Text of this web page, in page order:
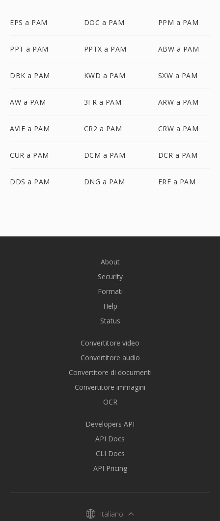
EPS a PAM DOC a PAM PPM a PAM
PPT a PAM PPTX a PAM ABW a PAM
DBK a PAM KWD a PAM SXW a PAM
AW a PAM 3FR a PAM ARW a PAM
AVIF a PAM CR2 a PAM CRW a PAM
CUR a PAM DCM a PAM DCR a PAM
DDS a PAM DNG a PAM ERF a PAM
About
Security
Formati
Help
Status
Convertitore video
Convertitore audio
Convertitore di documenti
Convertitore immagini
OCR
Developers API
API Docs
CLI Docs
API Pricing
Italiano